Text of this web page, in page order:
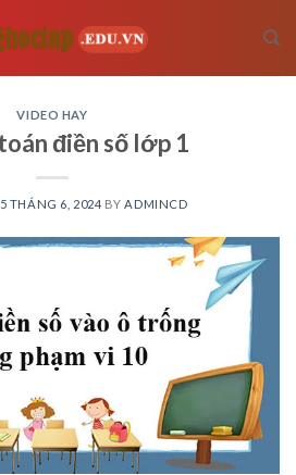
VIDEO HAY
điền số lớp 1
THÁNG 6, 2024 BY ADMINCD